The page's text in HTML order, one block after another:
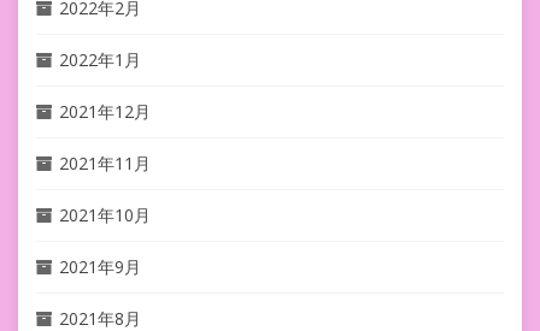
2022年2月
2022年1月
2021年12月
2021年11月
2021年10月
2021年9月
2021年8月